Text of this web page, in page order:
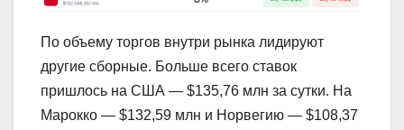
По объему торгов внутри рынка лидируют
другие сборные. Больше всего ставок
пришлось на США — $135,76 млн за сутки. На
Марокко — $132,59 млн и Норвегию — $108,37